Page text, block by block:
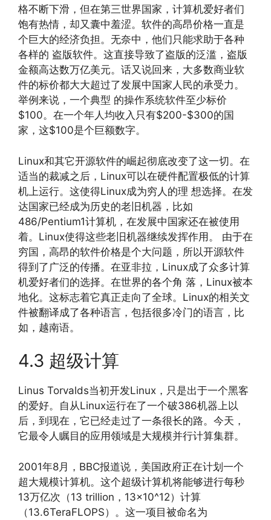
格不断下滑，但在第三世界国家，计算机爱好者们
饱有热情，却又囊中羞涩。软件的高昂价格一直是
个巨大的经济负担。无奈中，他们只能求助于各种
各样的 盗版软件。这直接导致了盗版的泛滥，盗版
金额高达数万亿美元。话又说回来，大多数商业软
件的标价都大大超过了发展中国家人民的承受力。
举例来说，一个典型 的操作系统软件至少标价
$100。在一个年人均收入只有$200-$300的国
家，这$100是个巨额数字。
Linux和其它开源软件的崛起彻底改变了这一切。在
适当的裁减之后，Linux可以在硬件配置极低的计算
机上运行。这使得Linux成为穷人的理 想选择。在发
达国家已经成为历史的老旧机器，比如
486/Pentium1计算机，在发展中国家还在被使用
着。Linux使得这些老旧机器继续发挥作用。 由于在
穷国，高昂的软件价格是个大问题，所以开源软件
得到了广泛的传播。在亚非拉，Linux成了众多计算
机爱好者们的选择。在世界的各个角 落，Linux被本
地化。这标志着它真正走向了全球。Linux的相关文
件被翻译成了各种语言，包括很多冷门的语言，比
如，越南语。
4.3 超级计算
Linus Torvalds当初开发Linux，只是出于一个黑客
的爱好。自从Linux运行在了一个破386机器上以
后，到现在，它已经走过了一条很长的路。今天，
它最令人瞩目的应用领域是大规模并行计算集群。
2001年8月，BBC报道说，美国政府正在计划一个
超大规模计算机。这个超级计算机将能够进行每秒
13万亿次（13 trillion，13×10^12）计算
（13.6TeraFLOPS）。这一项目被命名为